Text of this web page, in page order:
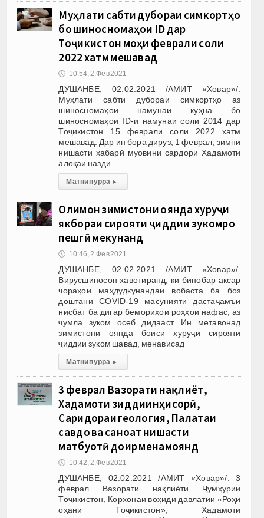
Муҳлати сабти дубораи симкортҳо
бо шиносномаҳои ID дар
Тоҷикистон моҳи феврали соли
2022 хатм мешавад
🕔 10:54, 2.Фев 2021
ДУШАНБЕ, 02.02.2021 /АМИТ «Ховар»/.
Муҳлати сабти дубораи симкортҳо аз
шиносномаҳои намунаи кӯҳна бо
шиносномаҳои ID-и намунаи соли 2014 дар
Тоҷикистон 15 феврали соли 2022 хатм
мешавад. Дар ин бора дирӯз, 1 феврал, зимни
нишасти хабарӣ муовини сардори Хадамоти
алоқаи назди
Матни пурра ▸
Олимон зимистони оянда хуруҷи
якбораи сирояти ҷиддии зукомро
пешгӯӣ мекунанд
🕔 10:46, 2.Фев 2021
ДУШАНБЕ, 02.02.2021 /АМИТ «Ховар»/.
Вирусшиносон хавотиранд, ки бинобар аксар
чораҳои маҳдудкунандаи вобаста ба боз
доштани COVID-19 масунияти дастаҷамъӣ
нисбат ба дигар бемориҳои роҳҳои нафас, аз
ҷумла зуком осеб дидааст. Ин метавонад
зимистони оянда боиси хуруҷи сирояти
ҷиддии зуком шавад, менависад
Матни пурра ▸
3 феврал Вазорати нақлиёт,
Хадамоти зиддиинҳисорӣ,
Саридораи геология, Палатаи
савдо ва саноат нишасти
матбуотӣ доир менамоянд
🕔 10:42, 2.Фев 2021
ДУШАНБЕ, 02.02.2021 /АМИТ «Ховар»/. 3
феврал Вазорати нақлиёти Ҷумҳурии
Тоҷикистон, Корхонаи воҳиди давлатии «Роҳи
оҳани Тоҷикистон», Хадамоти